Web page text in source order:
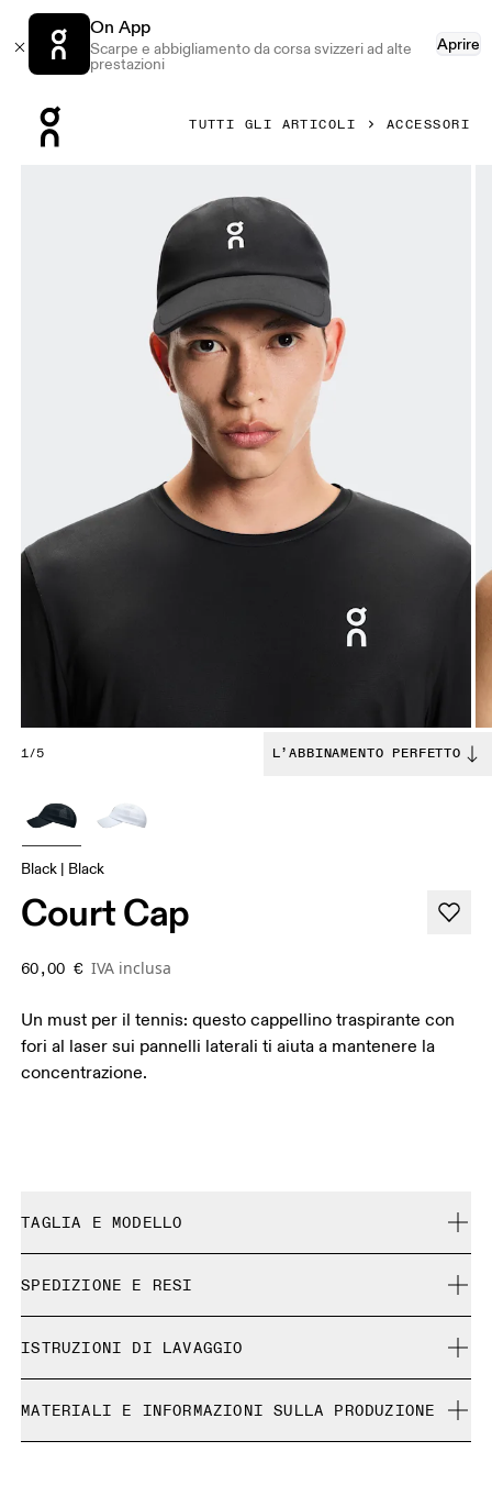
On App
Scarpe e abbigliamento da corsa svizzeri ad alte
prestazioni
Aprire
TUTTI GLI ARTICOLI ACCESSORI
1/5 L’ABBINAMENTO PERFETTO
Black | Black
Court Cap
60,00 € IVA inclusa
Un must per il tennis: questo cappellino traspirante con
fori al laser sui pannelli laterali ti aiuta a mantenere la
concentrazione.
TAGLIA E MODELLO
Guida alle taglie - Cappellini
Centimetri Pollici
SPEDIZIONE E RESI
Reso gratuito esteso a 30 giorni
I prodotti e le colorazioni in edizione limitata e gli articoli
Ultima occasione non possono essere cambiati, ma puoi
ISTRUZIONI DI LAVAGGIO
Non lavare a secco.
Non stirare.
MATERIALI E INFORMAZIONI SULLA PRODUZIONE